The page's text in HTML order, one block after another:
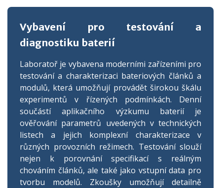
Vybavení pro testování a
diagnostiku baterií
Laboratoř je vybavena moderními zařízeními pro
testování a charakterizaci bateriových článků a
modulů, která umožňují provádět širokou škálu
experimentů v řízených podmínkách. Denní
součástí aplikačního výzkumu baterií je
ověřování parametrů uvedených v technických
listech a jejich komplexní charakterizace v
různých provozních režimech. Testování slouží
nejen k porovnání specifikací s reálným
chováním článků, ale také jako vstupní data pro
tvorbu modelů. Zkoušky umožňují detailně